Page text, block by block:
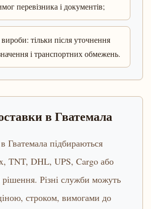
перевізника і документів;
тільки після уточнення
і транспортних обмежень.
в Гватемала
Гватемала підбираються
TNT, DHL, UPS, Cargo або
рішення. Різні служби можуть
строком, вимогами до